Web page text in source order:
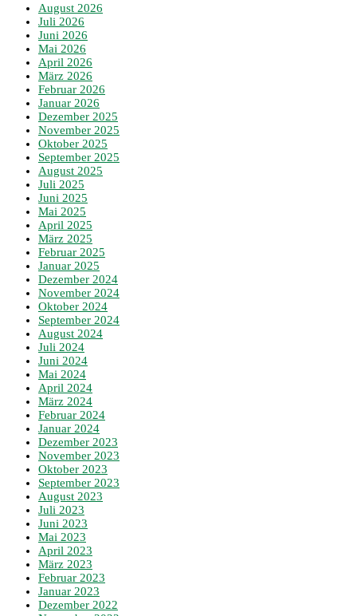
August 2026
Juli 2026
Juni 2026
Mai 2026
April 2026
März 2026
Februar 2026
Januar 2026
Dezember 2025
November 2025
Oktober 2025
September 2025
August 2025
Juli 2025
Juni 2025
Mai 2025
April 2025
März 2025
Februar 2025
Januar 2025
Dezember 2024
November 2024
Oktober 2024
September 2024
August 2024
Juli 2024
Juni 2024
Mai 2024
April 2024
März 2024
Februar 2024
Januar 2024
Dezember 2023
November 2023
Oktober 2023
September 2023
August 2023
Juli 2023
Juni 2023
Mai 2023
April 2023
März 2023
Februar 2023
Januar 2023
Dezember 2022